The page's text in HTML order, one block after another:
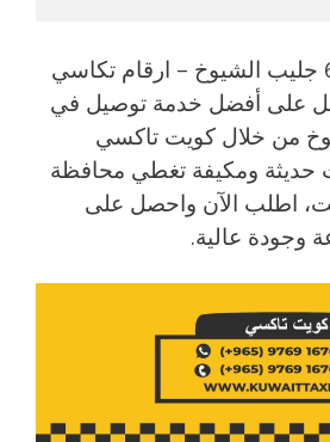
تاكسي 69694241 جليب الشيوخ – ارقام تكاسي
على أفضل خدمة توصيل في
من خلال كويت تاكسي
حديثة ومكيفة تغطي محافظة
اطلب الآن واحصل على
وجودة عالية.